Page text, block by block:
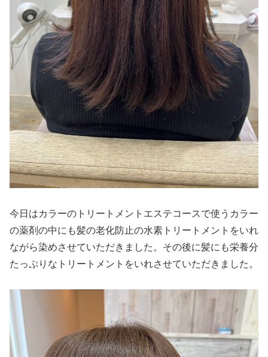
今日はカラーのトリートメントエステコースで使うカラー
の薬剤の中にも髪の老化防止の水素トリートメントをいれ
ながら染めさせていただきました。その後に髪にも栄養分
たっぷりなトリートメントをいれさせていただきました。